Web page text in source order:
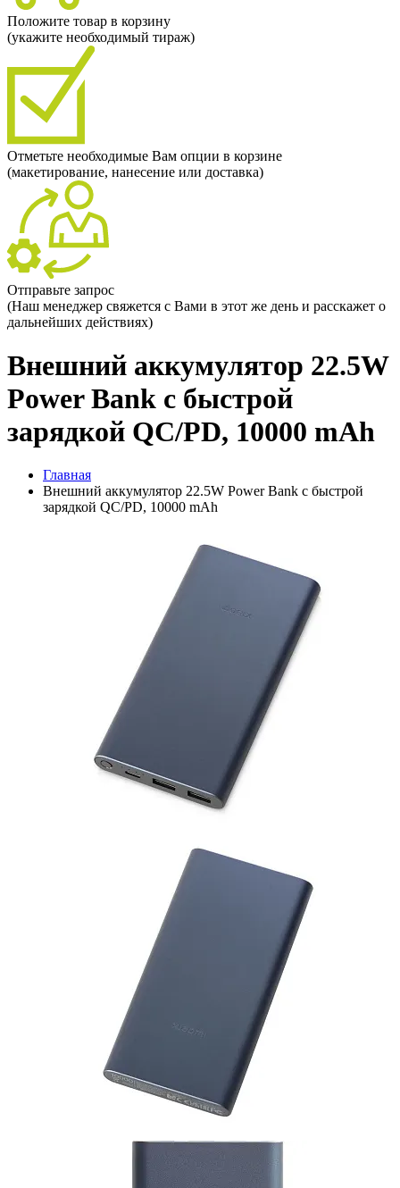
Положите товар в корзину
(укажите необходимый тираж)
Отметьте необходимые Вам опции в корзине
(макетирование, нанесение или доставка)
Отправьте запрос
(Наш менеджер свяжется с Вами в этот же день и расскажет о
дальнейших действиях)
Внешний аккумулятор 22.5W
Power Bank с быстрой
зарядкой QC/PD, 10000 mAh
Главная
Внешний аккумулятор 22.5W Power Bank с быстрой
зарядкой QC/PD, 10000 mAh